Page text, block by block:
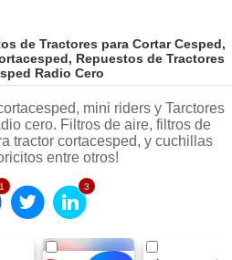
de Tractores para Cortar Cesped,
Repuestos de Tractores
Radio Cero
mini riders y Tarctores
cero. Filtros de aire, filtros de
tractor cortacesped, y cuchillas
entre otros!
1 3